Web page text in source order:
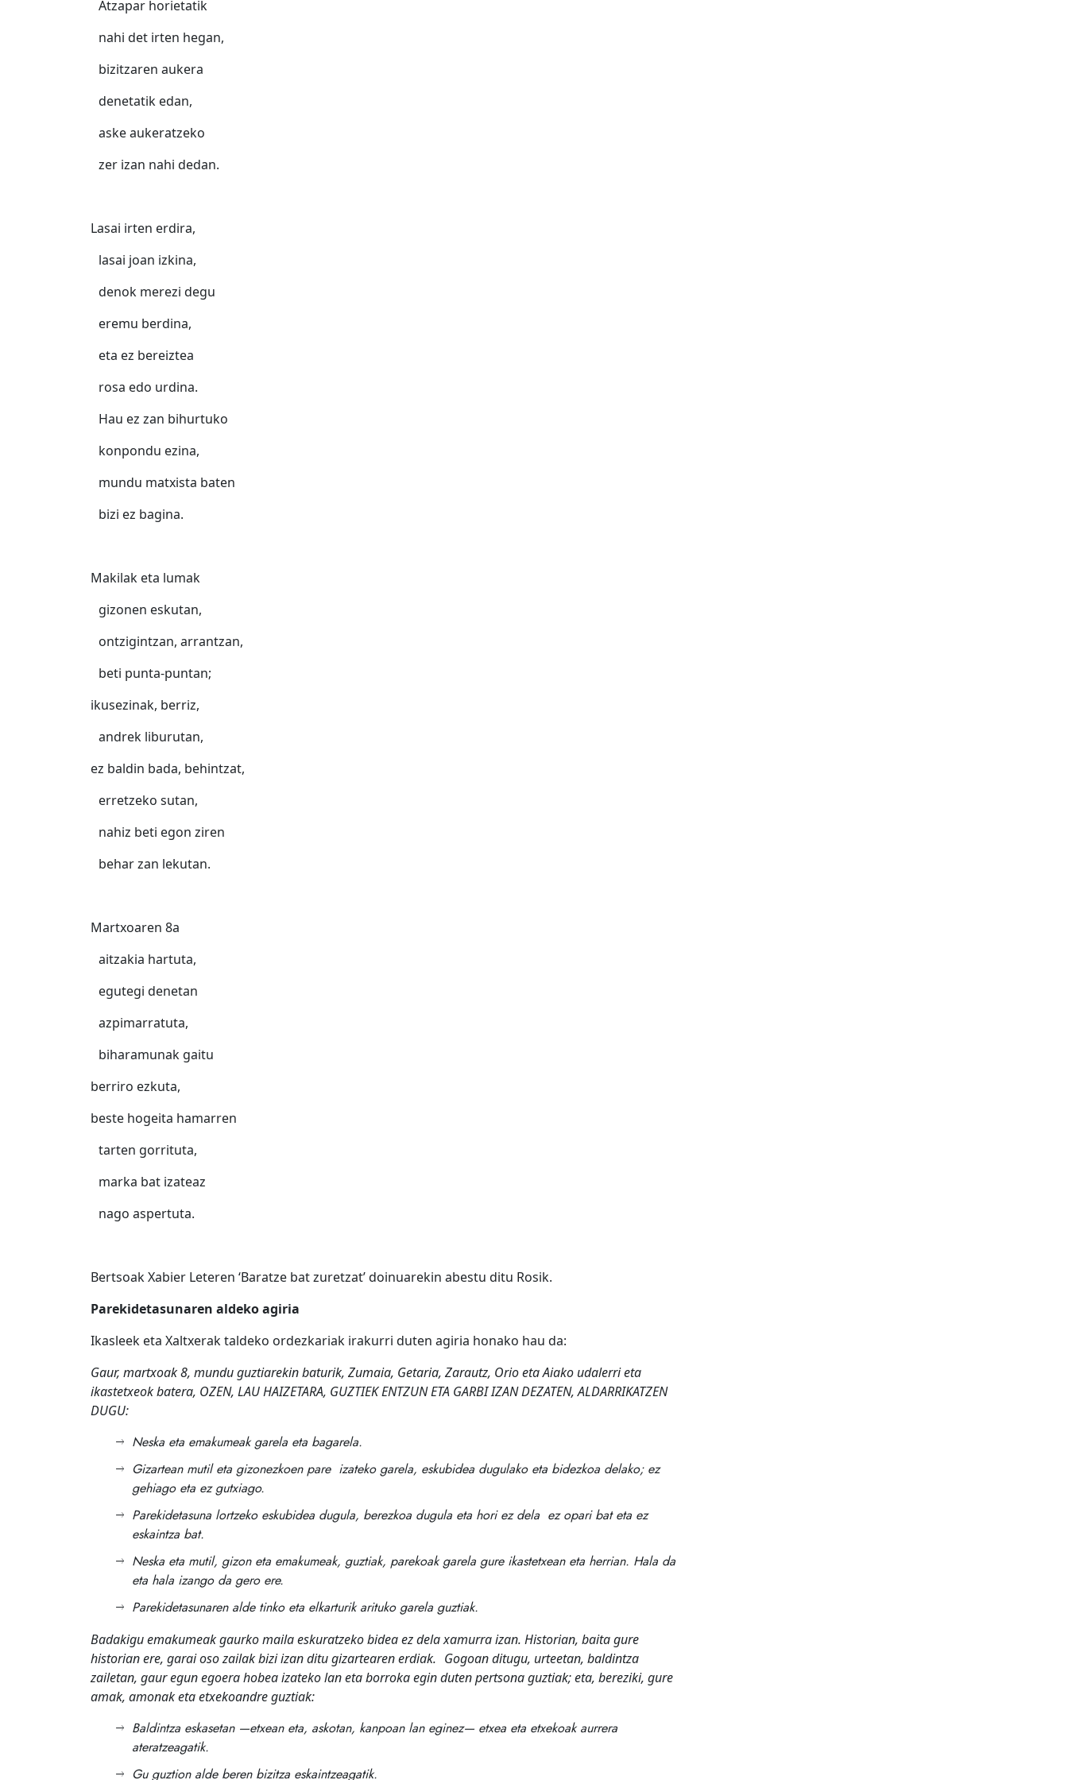
Atzapar horietatik
nahi det irten hegan,
bizitzaren aukera
denetatik edan,
aske aukeratzeko
zer izan nahi dedan.
Lasai irten erdira,
lasai joan izkina,
denok merezi degu
eremu berdina,
eta ez bereiztea
rosa edo urdina.
Hau ez zan bihurtuko
konpondu ezina,
mundu matxista baten
bizi ez bagina.
Makilak eta lumak
gizonen eskutan,
ontzigintzan, arrantzan,
beti punta-puntan;
ikusezinak, berriz,
andrek liburutan,
ez baldin bada, behintzat,
erretzeko sutan,
nahiz beti egon ziren
behar zan lekutan.
Martxoaren 8a
aitzakia hartuta,
egutegi denetan
azpimarratuta,
biharamunak gaitu
berriro ezkuta,
beste hogeita hamarren
tarten gorrituta,
marka bat izateaz
nago aspertuta.
Bertsoak Xabier Leteren ‘Baratze bat zuretzat’ doinuarekin abestu ditu Rosik.
Parekidetasunaren aldeko agiria
Ikasleek eta Xaltxerak taldeko ordezkariak irakurri duten agiria honako hau da:
Gaur, martxoak 8, mundu guztiarekin baturik, Zumaia, Getaria, Zarautz, Orio eta Aiako udalerri eta
ikastetxeok batera, OZEN, LAU HAIZETARA, GUZTIEK ENTZUN ETA GARBI IZAN DEZATEN, ALDARRIKATZEN
DUGU:
Neska eta emakumeak garela eta bagarela.
Gizartean mutil eta gizonezkoen pare izateko garela, eskubidea dugulako eta bidezkoa delako; ez
gehiago eta ez gutxiago.
Parekidetasuna lortzeko eskubidea dugula, berezkoa dugula eta hori ez dela ez opari bat eta ez
eskaintza bat.
Neska eta mutil, gizon eta emakumeak, guztiak, parekoak garela gure ikastetxean eta herrian. Hala da
eta hala izango da gero ere.
Parekidetasunaren alde tinko eta elkarturik arituko garela guztiak.
Badakigu emakumeak gaurko maila eskuratzeko bidea ez dela xamurra izan. Historian, baita gure
historian ere, garai oso zailak bizi izan ditu gizartearen erdiak. Gogoan ditugu, urteetan, baldintza
zailetan, gaur egun egoera hobea izateko lan eta borroka egin duten pertsona guztiak; eta, bereziki, gure
amak, amonak eta etxekoandre guztiak:
Baldintza eskasetan —etxean eta, askotan, kanpoan lan eginez— etxea eta etxekoak aurrera
ateratzeagatik.
Gu guztion alde beren bizitza eskaintzeagatik.